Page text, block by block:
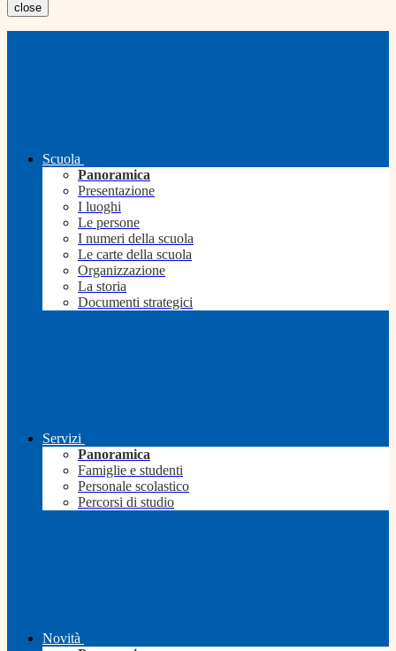
close
Scuola
Panoramica
Presentazione
I luoghi
Le persone
I numeri della scuola
Le carte della scuola
Organizzazione
La storia
Documenti strategici
Servizi
Panoramica
Famiglie e studenti
Personale scolastico
Percorsi di studio
Novità